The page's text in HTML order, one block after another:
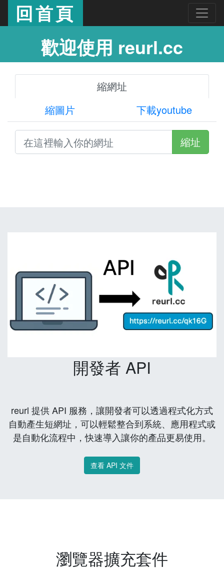
回首頁
歡迎使用 reurl.cc
縮網址
縮圖片
下載youtube
縮址
開發者 API
reurl 提供 API 服務，讓開發者可以透過程式化方式
自動產生短網址，可以輕鬆整合到系統、應用程式或
是自動化流程中，快速導入讓你的產品更易使用。
查看 API 文件
瀏覽器擴充套件